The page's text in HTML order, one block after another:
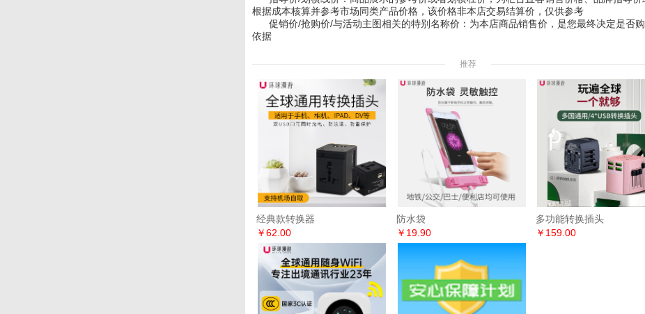
根据成本核算并参考市场同类产品价格，该价格非本店交易结算价，仅供参考
促销价/抢购价/与活动主图相关的特别名称价：为本店商品销售价，是您最终决定是否
依据
推荐
经典款转换器
￥62.00
防水袋
￥19.90
多功能转换插头
￥159.00